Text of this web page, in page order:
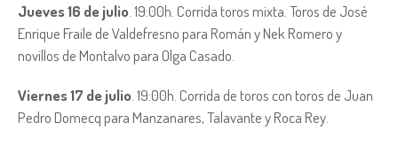
Jueves 16 de julio . 19:00h. Corrida toros mixta. Toros de José
Enrique Fraile de Valdefresno para Román y Nek Romero y
novillos de Montalvo para Olga Casado.
Viernes 17 de julio . 19:00h. Corrida de toros con toros de Juan
Pedro Domecq para Manzanares, Talavante y Roca Rey.